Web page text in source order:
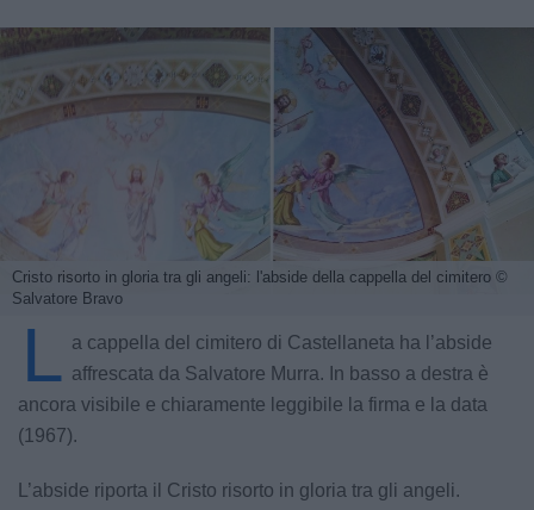
Cristo risorto in gloria tra gli angeli: l'abside della cappella del cimitero ©
Salvatore Bravo
L a cappella del cimitero di Castellaneta ha l’abside
affrescata da Salvatore Murra. In basso a destra è
ancora visibile e chiaramente leggibile la firma e la data
(1967).
L’abside riporta il Cristo risorto in gloria tra gli angeli.